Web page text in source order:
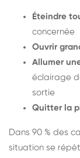
Éteindre
concernée
Ouvrir
Allumer
éclairage
sortie
Quitter la
Dans 90 % des
situation se